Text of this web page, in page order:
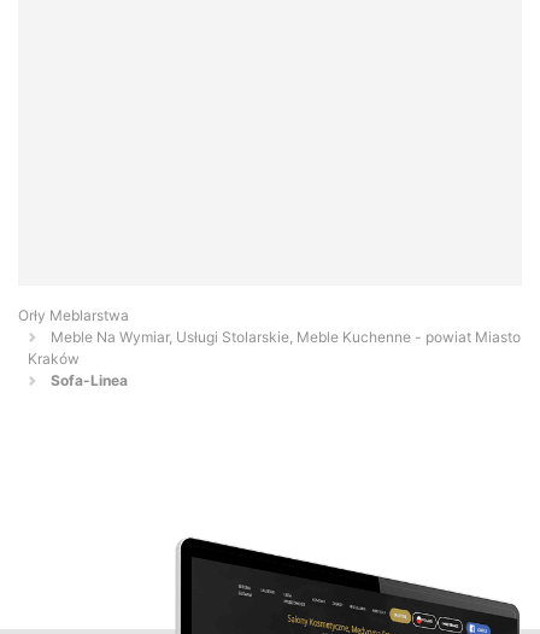
Orły Meblarstwa
Meble Na Wymiar, Usługi Stolarskie, Meble Kuchenne - powiat Miasto
Kraków
Sofa-Linea